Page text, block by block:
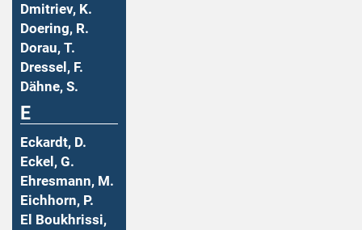
Dmitriev, K.
Doering, R.
Dorau, T.
Dressel, F.
Dähne, S.
E
Eckardt, D.
Eckel, G.
Ehresmann, M.
Eichhorn, P.
El Boukhrissi,